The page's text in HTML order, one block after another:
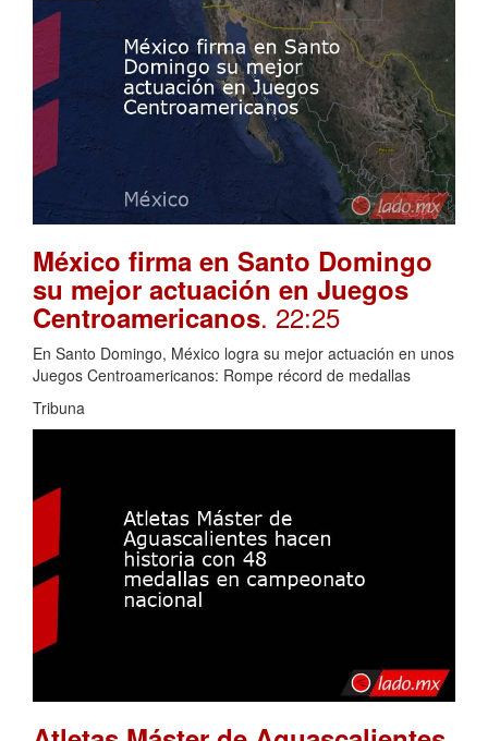
México firma en Santo Domingo
su mejor actuación en Juegos
Centroamericanos. 22:25
En Santo Domingo, México logra su mejor actuación en unos
Juegos Centroamericanos: Rompe récord de medallas
Tribuna